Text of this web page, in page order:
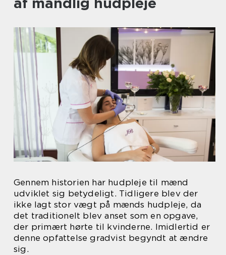
Gennem historien har hudpleje til mænd
udviklet sig betydeligt. Tidligere blev der
ikke lagt stor vægt på mænds hudpleje, da
det traditionelt blev anset som en opgave,
der primært hørte til kvinderne. Imidlertid er
denne opfattelse gradvist begyndt at ændre
sig.